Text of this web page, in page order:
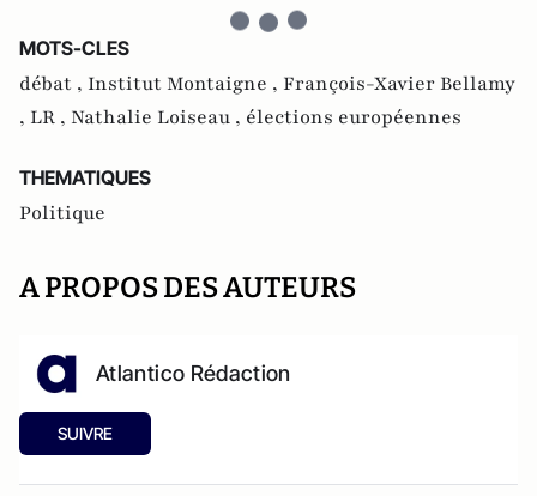
MOTS-CLES
débat , Institut Montaigne , François-Xavier Bellamy
, LR , Nathalie Loiseau , élections européennes
THEMATIQUES
Politique
A PROPOS DES AUTEURS
Atlantico Rédaction
SUIVRE